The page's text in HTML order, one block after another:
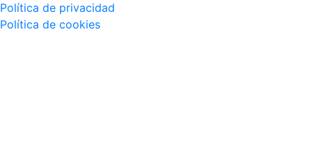
Política de privacidad
Política de cookies